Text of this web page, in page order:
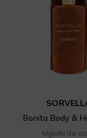
Bonita Body &
Mgiełki do